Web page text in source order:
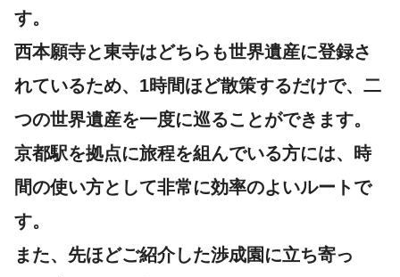
す。
西本願寺と東寺はどちらも世界遺産に登録さ
れているため、1時間ほど散策するだけで、二
つの世界遺産を一度に巡ることができます。
京都駅を拠点に旅程を組んでいる方には、時
間の使い方として非常に効率のよいルートで
す。
また、先ほどご紹介した渉成園に立ち寄っ